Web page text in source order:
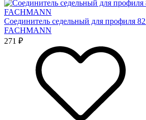
Соединитель седельный для профиля
FACHMANN
271 ₽